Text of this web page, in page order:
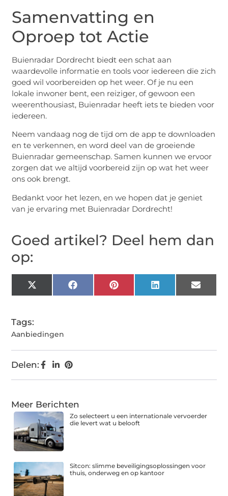
Samenvatting en
Oproep tot Actie
Buienradar Dordrecht biedt een schat aan
waardevolle informatie en tools voor iedereen die zich
goed wil voorbereiden op het weer. Of je nu een
lokale inwoner bent, een reiziger, of gewoon een
weerenthousiast, Buienradar heeft iets te bieden voor
iedereen.
Neem vandaag nog de tijd om de app te downloaden
en te verkennen, en word deel van de groeiende
Buienradar gemeenschap. Samen kunnen we ervoor
zorgen dat we altijd voorbereid zijn op wat het weer
ons ook brengt.
Bedankt voor het lezen, en we hopen dat je geniet
van je ervaring met Buienradar Dordrecht!
Goed artikel? Deel hem dan
op:
X
(Twitter)
FacebookPinterestLinkedIn Email
Tags:
Aanbiedingen
Delen:
Meer Berichten
Zo selecteert u een internationale vervoerder
die levert wat u belooft
Sitcon: slimme beveiligingsoplossingen voor
thuis, onderweg en op kantoor